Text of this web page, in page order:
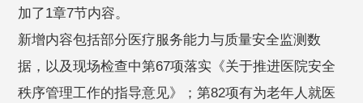
加了1章7节内容。
新增内容包括部分医疗服务能力与质量安全监测数
据，以及现场检查中第67项落实《关于推进医院安全
秩序管理工作的指导意见》；第82项有为老年人就医